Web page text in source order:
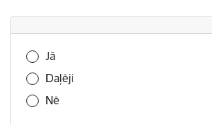
Vai šī informācija bija noderīga?
Jā
Daļēji
Nē